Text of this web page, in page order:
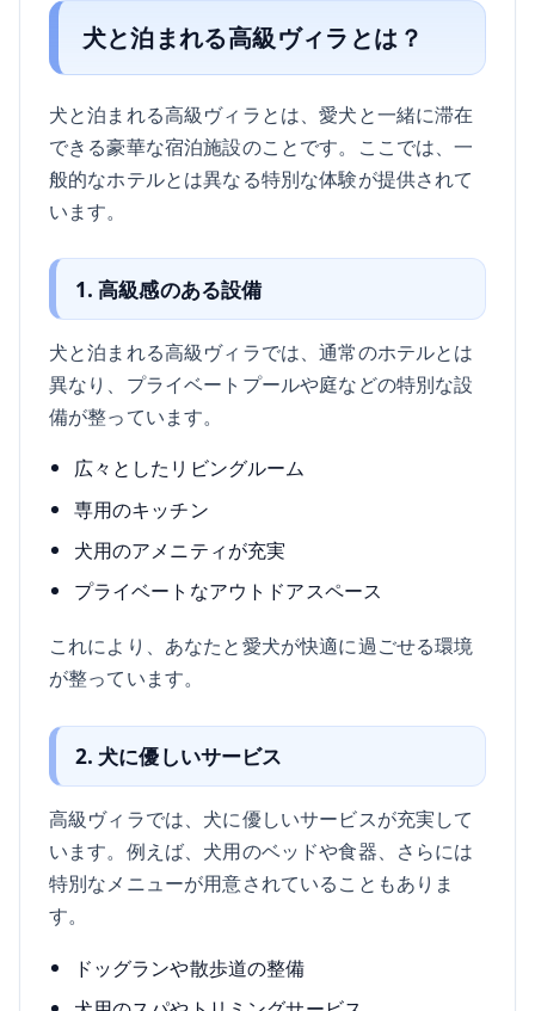
犬と泊まれる高級ヴィラとは？
犬と泊まれる高級ヴィラとは、愛犬と一緒に滞在
できる豪華な宿泊施設のことです。ここでは、一
般的なホテルとは異なる特別な体験が提供されて
います。
1. 高級感のある設備
犬と泊まれる高級ヴィラでは、通常のホテルとは
異なり、プライベートプールや庭などの特別な設
備が整っています。
広々としたリビングルーム
専用のキッチン
犬用のアメニティが充実
プライベートなアウトドアスペース
これにより、あなたと愛犬が快適に過ごせる環境
が整っています。
2. 犬に優しいサービス
高級ヴィラでは、犬に優しいサービスが充実して
います。例えば、犬用のベッドや食器、さらには
特別なメニューが用意されていることもありま
す。
ドッグランや散歩道の整備